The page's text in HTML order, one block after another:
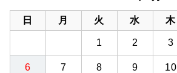
日 月 火 水 木
1 2 3
6 7 8 9 10